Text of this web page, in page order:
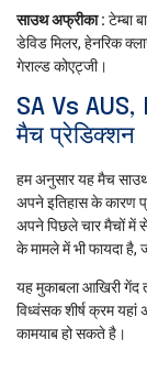
साउथ अफ्रीका :टेम्बा
डेविड मिलर, हेनरिक
गेराल्ड कोएट्जी।
SA Vs
मैच प्रेडिक्शन
हम अनुसार यह मैच
अपने इतिहास के कारण
अपने पिछले चार मैचों में
के मामले में भी फायदा है,
यह मुकाबला आखिरी
विध्वंसक शीर्ष क्रम
कामयाब हो सकते है।